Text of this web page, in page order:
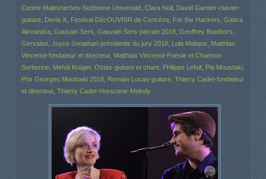
Centre Malesherbes-Sorbonne Université Clara Noll David Garnier-clavier-
guitare Denis K Festival DécOUVRIR de Concèze For the Hackers Gatica
Alexandra Gauvain Sers Gauvain Sers-parrain 2018 Geoffrey Bouthors
Gervaise Joyce Jonathan-présidente du jury 2018 Lola Malique Matthias
Vincenot-fondateur et directeur, Matthias Vincenot-Poésie et Chanson
Sorbonne Mehdi Krüger, Ostax-guitare et chant Philippe Lefait Pia Moustaki
Prix Georges Moustaki 2018 Romain Lucas-guitare Thierry Cadet-fondateur
et directeur, Thierry Cadet-Horscene-Melody